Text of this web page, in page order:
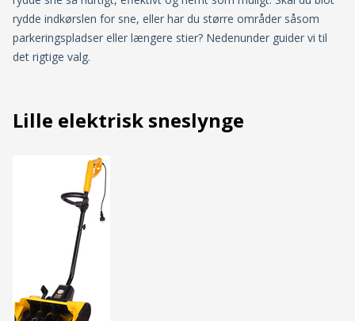
rydde indkørslen for sne, eller har du større områder såsom
parkeringspladser eller længere stier? Nedenunder guider vi til
det rigtige valg.
Lille elektrisk sneslynge